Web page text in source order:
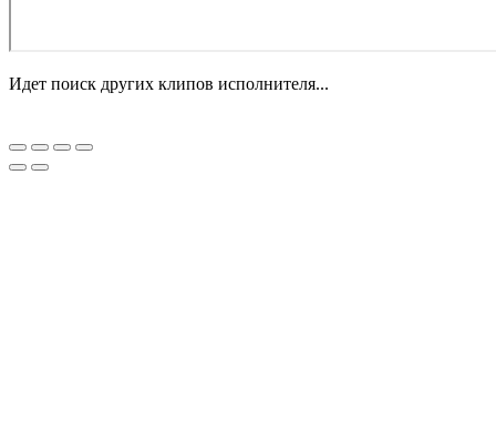
Идет поиск других клипов исполнителя...